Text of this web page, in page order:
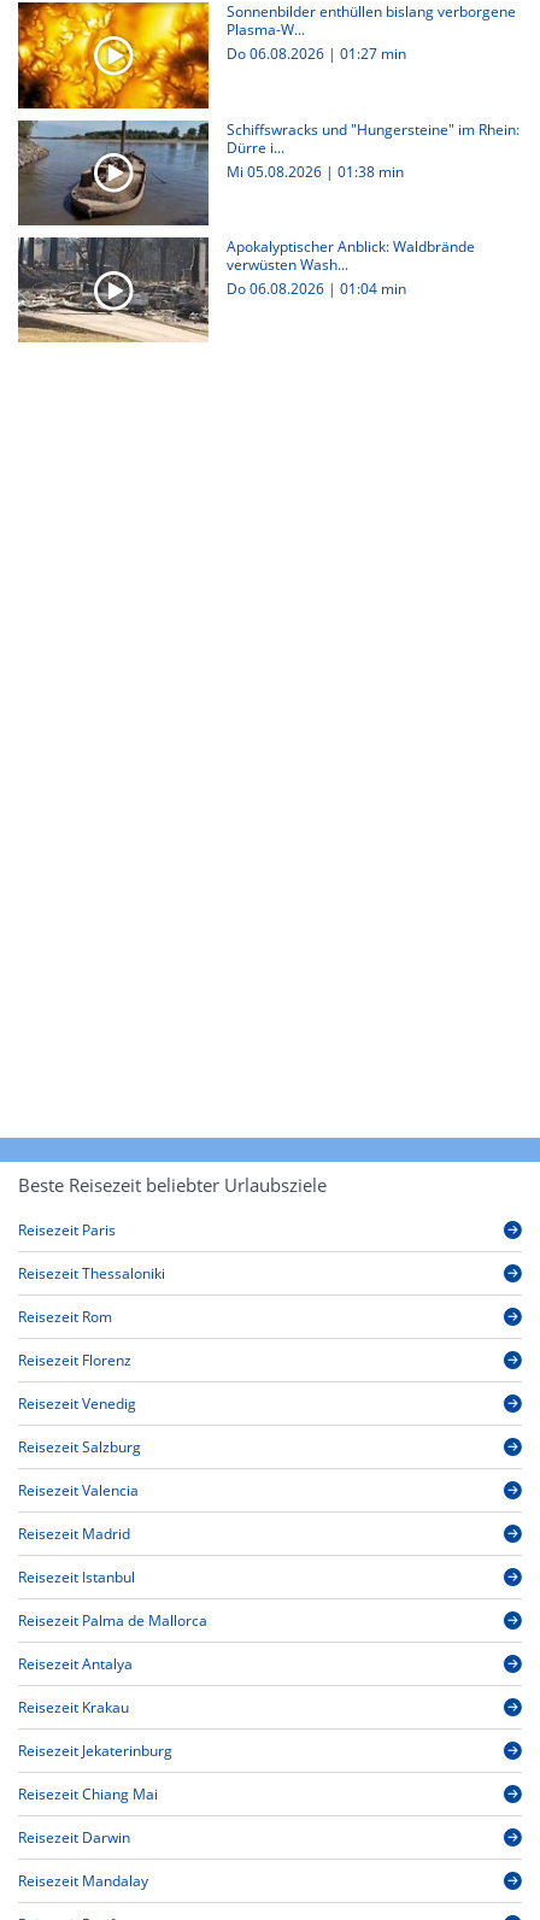
Sonnenbilder enthüllen bislang verborgene
Plasma-W...
Do 06.08.2026 | 01:27 min
Schiffswracks und "Hungersteine" im Rhein:
Dürre i...
Mi 05.08.2026 | 01:38 min
Apokalyptischer Anblick: Waldbrände
verwüsten Wash...
Do 06.08.2026 | 01:04 min
Beste Reisezeit beliebter Urlaubsziele
Reisezeit Paris
Reisezeit Thessaloniki
Reisezeit Rom
Reisezeit Florenz
Reisezeit Venedig
Reisezeit Salzburg
Reisezeit Valencia
Reisezeit Madrid
Reisezeit Istanbul
Reisezeit Palma de Mallorca
Reisezeit Antalya
Reisezeit Krakau
Reisezeit Jekaterinburg
Reisezeit Chiang Mai
Reisezeit Darwin
Reisezeit Mandalay